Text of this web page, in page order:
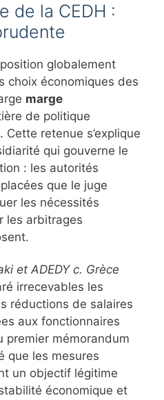
de la CEDH :
globalement
choix économiques des
marge
de politique
retenue s’explique
qui gouverne le
: les autorités
que le juge
les nécessités
les arbitrages
et ADEDY c. Grèce
irrecevables les
réductions de salaires
aux fonctionnaires
premier mémorandum
que les mesures
un objectif légitime
économique et